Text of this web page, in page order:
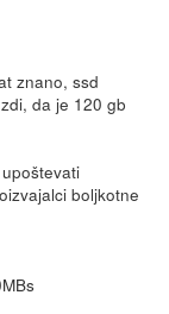
znano, ssd
da je 120 gb
boljkotne